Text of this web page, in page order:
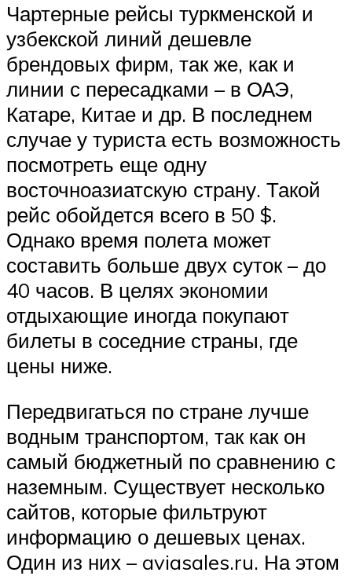
Чартерные рейсы туркменской и
узбекской линий дешевле
брендовых фирм, так же, как и
линии с пересадками – в ОАЭ,
Катаре, Китае и др. В последнем
случае у туриста есть возможность
посмотреть еще одну
восточноазиатскую страну. Такой
рейс обойдется всего в 50 $.
Однако время полета может
составить больше двух суток – до
40 часов. В целях экономии
отдыхающие иногда покупают
билеты в соседние страны, где
цены ниже.
Передвигаться по стране лучше
водным транспортом, так как он
самый бюджетный по сравнению с
наземным. Существует несколько
сайтов, которые фильтруют
информацию о дешевых ценах.
Один из них – aviasales.ru. На этом